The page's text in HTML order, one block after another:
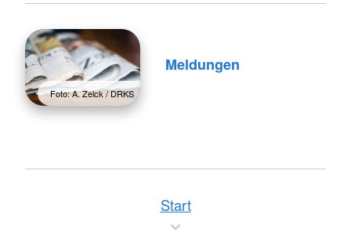
Foto: A. Zelck / DRKS
Meldungen
Start